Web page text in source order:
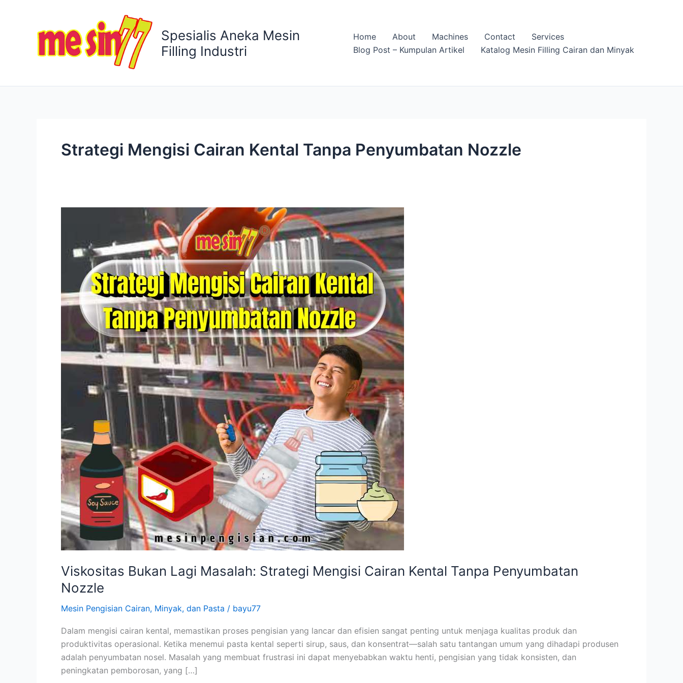
Spesialis Aneka Mesin
Filling Industri
Home About Machines Contact
Services
Blog Post – Kumpulan Artikel
Katalog Mesin Filling Cairan dan Minyak
Strategi Mengisi Cairan Kental Tanpa Penyumbatan Nozzle
Viskositas Bukan Lagi Masalah: Strategi Mengisi Cairan Kental Tanpa Penyumbatan
Nozzle
Mesin Pengisian Cairan, Minyak, dan Pasta / bayu77
Dalam mengisi cairan kental, memastikan proses pengisian yang lancar dan efisien sangat penting untuk menjaga kualitas produk dan
produktivitas operasional. Ketika menemui pasta kental seperti sirup, saus, dan konsentrat—salah satu tantangan umum yang dihadapi produsen
adalah penyumbatan nosel. Masalah yang membuat frustrasi ini dapat menyebabkan waktu henti, pengisian yang tidak konsisten, dan
peningkatan pemborosan, yang […]